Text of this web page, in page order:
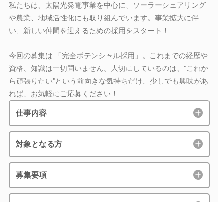
私たちは、太陽光発電事業を中心に、ソーラーシェアリング
や農業、地域活性化にも取り組んでいます。事業拡大に伴
い、新しい仲間を迎えるための採用をスタート！
今回の募集は 「完全ポテンシャル採用」。これまでの経歴や
資格、知識は一切問いません。大切にしているのは、"これか
ら頑張りたい"という前向きな気持ちだけ。少しでも興味があ
れば、お気軽にご応募ください！
仕事内容
対象となる方
募集要項